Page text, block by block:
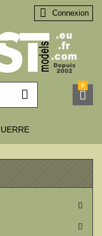

 Connexion

0

